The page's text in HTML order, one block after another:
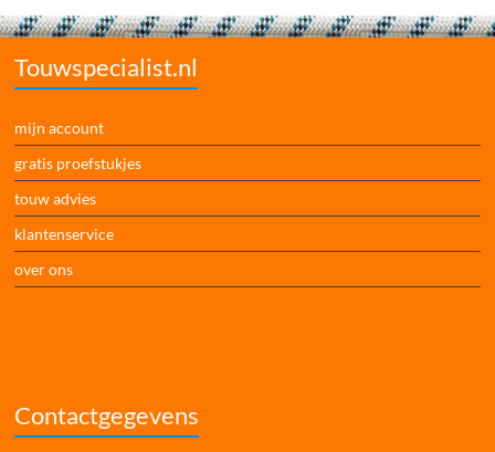
Touwspecialist.nl
mijn account
gratis proefstukjes
touw advies
klantenservice
over ons
Contactgegevens